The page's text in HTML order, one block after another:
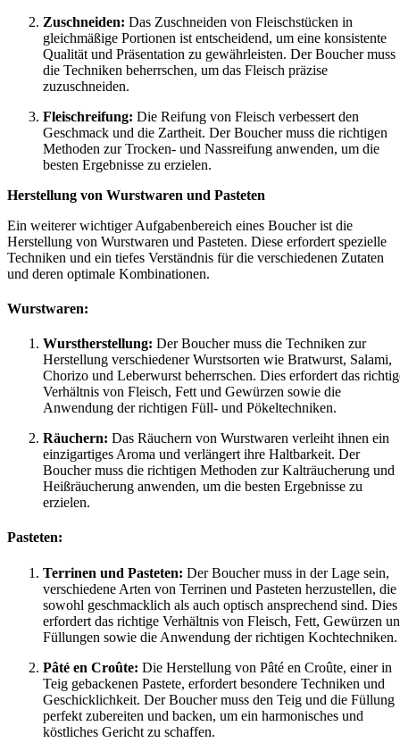
Zuschneiden: Das Zuschneiden von Fleischstücken in
gleichmäßige Portionen ist entscheidend, um eine konsistente
Qualität und Präsentation zu gewährleisten. Der Boucher muss
die Techniken beherrschen, um das Fleisch präzise
zuzuschneiden.
Fleischreifung: Die Reifung von Fleisch verbessert den
Geschmack und die Zartheit. Der Boucher muss die richtigen
Methoden zur Trocken- und Nassreifung anwenden, um die
besten Ergebnisse zu erzielen.
Herstellung von Wurstwaren und Pasteten
Ein weiterer wichtiger Aufgabenbereich eines Boucher ist die
Herstellung von Wurstwaren und Pasteten. Diese erfordert spezielle
Techniken und ein tiefes Verständnis für die verschiedenen Zutaten
und deren optimale Kombinationen.
Wurstwaren:
Wurstherstellung: Der Boucher muss die Techniken zur
Herstellung verschiedener Wurstsorten wie Bratwurst, Salami,
Chorizo und Leberwurst beherrschen. Dies erfordert das
Verhältnis von Fleisch, Fett und Gewürzen sowie die
Anwendung der richtigen Füll- und Pökeltechniken.
Räuchern: Das Räuchern von Wurstwaren verleiht ihnen ein
einzigartiges Aroma und verlängert ihre Haltbarkeit. Der
Boucher muss die richtigen Methoden zur Kalträucherung und
Heißräucherung anwenden, um die besten Ergebnisse zu
erzielen.
Pasteten:
Terrinen und Pasteten: Der Boucher muss in der Lage sein,
verschiedene Arten von Terrinen und Pasteten herzustellen, die
sowohl geschmacklich als auch optisch ansprechend sind. Dies
erfordert das richtige Verhältnis von Fleisch, Fett, Gewürzen
Füllungen sowie die Anwendung der richtigen Kochtechniken.
Pâté en Croûte: Die Herstellung von Pâté en Croûte, einer in
Teig gebackenen Pastete, erfordert besondere Techniken und
Geschicklichkeit. Der Boucher muss den Teig und die Füllung
perfekt zubereiten und backen, um ein harmonisches und
köstliches Gericht zu schaffen.